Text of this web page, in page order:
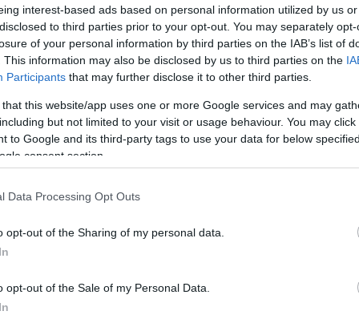
interest-based ads based on personal information utilized by us
to third parties prior to your opt-out. You may separately
of your personal information by third parties on the IAB’s list of
This information may also be disclosed by us to third parties on the
Participants that may further disclose it to other third parties.
that this website/app uses one or more Google services and may
but not limited to your visit or usage behaviour. You may
to Google and its third-party tags to use your data for below
consent section.
Data Processing Opt Outs
opt-out of the Sharing of my personal data.
opt-out of the Sale of my Personal Data.
μια
κρατούσε μακριά από
του
η όρασή της στο
καθώς είχε